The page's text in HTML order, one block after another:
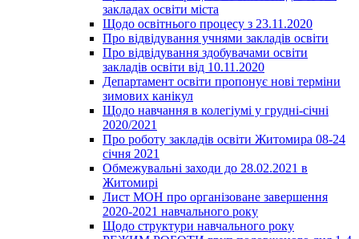
закладах освіти міста
Щодо освітнього процесу з 23.11.2020
Про відвідування учнями закладів освіти
Про відвідування здобувачами освіти
закладів освіти від 10.11.2020
Департамент освіти пропонує нові терміни
зимових канікул
Щодо навчання в колегіумі у грудні-січні
2020/2021
Про роботу закладів освіти Житомира 08-24
січня 2021
Обмежувальні заходи до 28.02.2021 в
Житомирі
Лист МОН про організоване завершення
2020-2021 навчального року
Щодо структури навчального року